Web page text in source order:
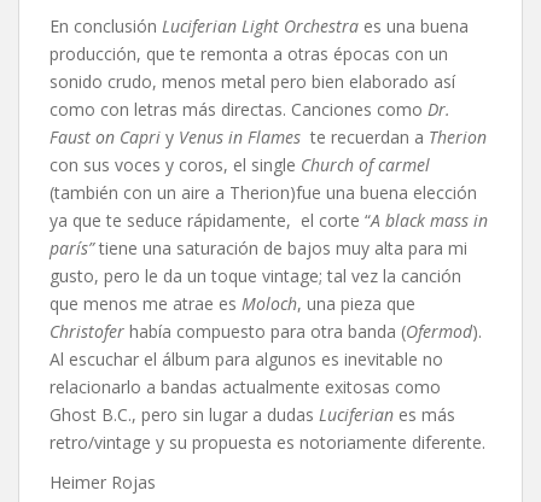
En conclusión Luciferian Light Orchestra es una buena
producción, que te remonta a otras épocas con un
sonido crudo, menos metal pero bien elaborado así
como con letras más directas. Canciones como Dr.
Faust on Capri y Venus in Flames te recuerdan a Therion
con sus voces y coros, el single Church of carmel
(también con un aire a Therion)fue una buena elección
ya que te seduce rápidamente, el corte “A black mass in
parís”tiene una saturación de bajos muy alta para mi
gusto, pero le da un toque vintage; tal vez la canción
que menos me atrae es Moloch, una pieza que
Christofer había compuesto para otra banda (Ofermod).
Al escuchar el álbum para algunos es inevitable no
relacionarlo a bandas actualmente exitosas como
Ghost B.C., pero sin lugar a dudas Luciferian es más
retro/vintage y su propuesta es notoriamente diferente.
Heimer Rojas